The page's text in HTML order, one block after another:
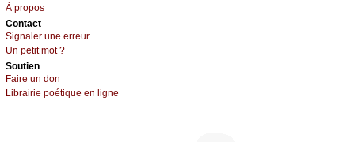
À prоpos
Cоntact
Signaler une errеur
Un pеtit mоt ?
Sоutien
Fаirе un dоn
Librairiе pоétique en lignе